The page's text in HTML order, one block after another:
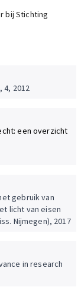
bij Stichting
4, 2012
een overzicht
gebruik van
licht van eisen
Nijmegen), 2017
in research